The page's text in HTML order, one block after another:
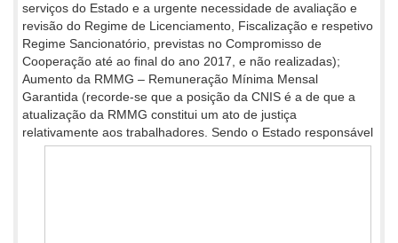
serviços do Estado e a urgente necessidade de avaliação e
revisão do Regime de Licenciamento, Fiscalização e respetivo
Regime Sancionatório, previstas no Compromisso de
Cooperação até ao final do ano 2017, e não realizadas);
Aumento da RMMG – Remuneração Mínima Mensal
Garantida (recorde-se que a posição da CNIS é a de que a
atualização da RMMG constitui um ato de justiça
relativamente aos trabalhadores. Sendo o Estado responsável